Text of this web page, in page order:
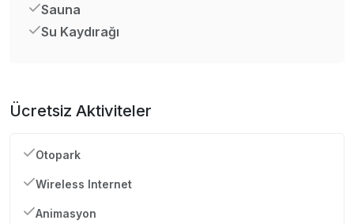
Sauna
Su Kaydırağı
Ücretsiz Aktiviteler
Otopark
Wireless Internet
Animasyon